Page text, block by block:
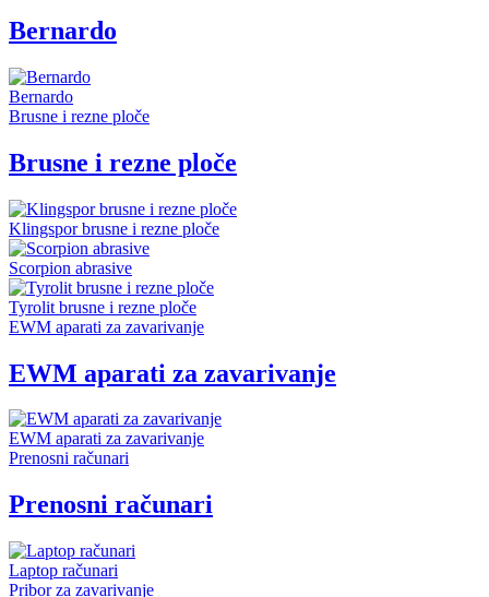
Bernardo
Bernardo
Brusne i rezne ploče
Brusne i rezne ploče
Klingspor brusne i rezne ploče
Scorpion abrasive
Tyrolit brusne i rezne ploče
EWM aparati za zavarivanje
EWM aparati za zavarivanje
EWM aparati za zavarivanje
Prenosni računari
Prenosni računari
Laptop računari
Pribor za zavarivanje